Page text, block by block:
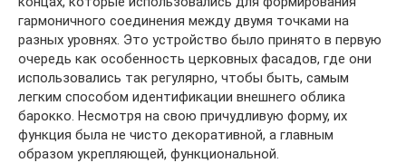
гармоничного соединения между двумя точками на
разных уровнях. Это устройство было принято в первую
очередь как особенность церковных фасадов, где они
использовались так регулярно, чтобы быть, самым
легким способом идентификации внешнего облика
барокко. Несмотря на свою причудливую форму, их
функция была не чисто декоративной, а главным
образом укрепляющей, функциональной.